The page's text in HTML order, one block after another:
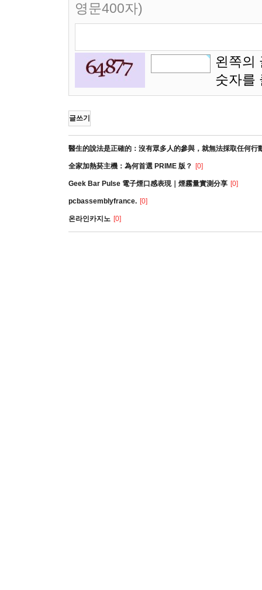
영문400자)
왼쪽의
숫자를
글쓰기
醫生的說法是正確的：沒有眾多人的參與，就無法採取任何行
全家加熱菸主機：為何首選 PRIME 版？ [0]
Geek Bar Pulse 電子煙口感表現｜煙霧量實測分享 [0]
pcbassemblyfrance. [0]
온라인카지노 [0]